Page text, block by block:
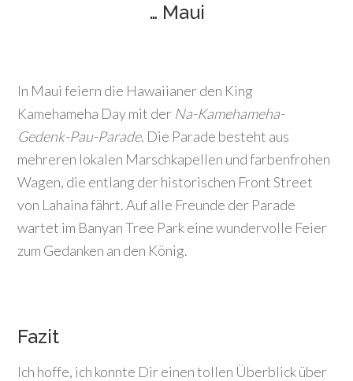
… Maui
In Maui feiern die Hawaiianer den King
Kamehameha Day mit der Na-Kamehameha-
Gedenk-Pau-Parade. Die Parade besteht aus
mehreren lokalen Marschkapellen und farbenfrohen
Wagen, die entlang der historischen Front Street
von Lahaina fährt. Auf alle Freunde der Parade
wartet im Banyan Tree Park eine wundervolle Feier
zum Gedanken an den König.
Fazit
Ich hoffe, ich konnte Dir einen tollen Überblick über